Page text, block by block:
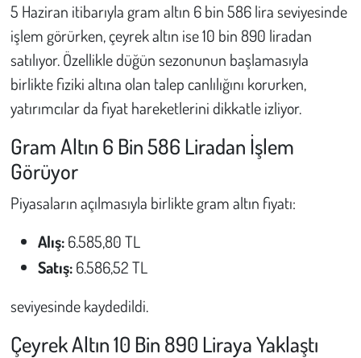
5 Haziran itibarıyla gram altın 6 bin 586 lira seviyesinde
işlem görürken, çeyrek altın ise 10 bin 890 liradan
satılıyor. Özellikle düğün sezonunun başlamasıyla
birlikte fiziki altına olan talep canlılığını korurken,
yatırımcılar da fiyat hareketlerini dikkatle izliyor.
Gram Altın 6 Bin 586 Liradan İşlem
Görüyor
Piyasaların açılmasıyla birlikte gram altın fiyatı:
Alış:6.585,80 TL
Satış:6.586,52 TL
seviyesinde kaydedildi.
Çeyrek Altın 10 Bin 890 Liraya Yaklaştı
Galeri
Günün İçinden
Vefat İlanları
Tarih
Hukuk
Tarım
Son Dakika